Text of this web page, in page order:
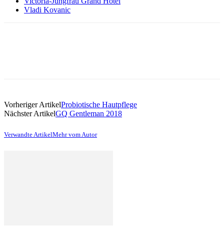
Vladi Kovanic
Vorheriger ArtikelProbiotische Hautpflege
Nächster ArtikelGQ Gentleman 2018
Verwandte ArtikelMehr vom Autor